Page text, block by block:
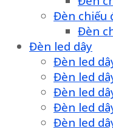
Đèn chiếu
Đèn
Đèn led dây
Đèn led
Đèn led
Đèn led
Đèn led
Đèn led